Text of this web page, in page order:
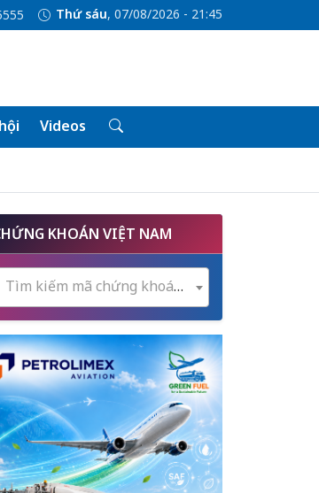
Thứ sáu, 07/08/2026 - 21:45
Videos
KHOÁN VIỆT NAM
Tìm kiếm mã chứng khoán...